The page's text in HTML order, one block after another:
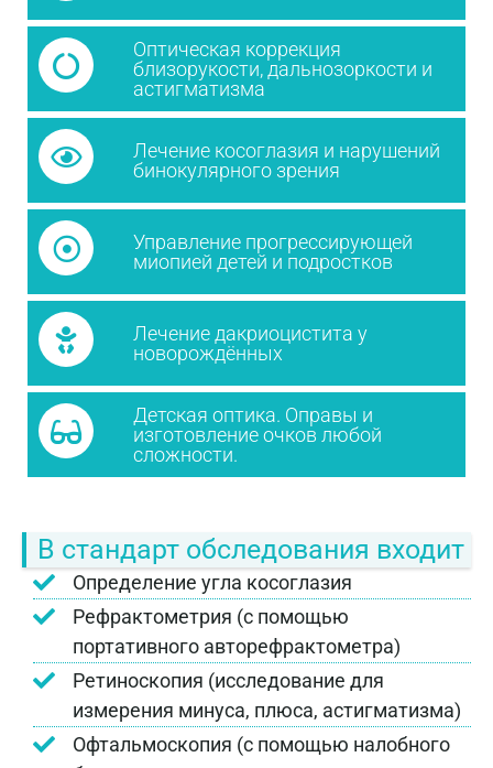
Оптическая коррекция
близорукости, дальнозоркости и
астигматизма
Лечение косоглазия и нарушений
бинокулярного зрения
Управление прогрессирующей
миопией детей и подростков
Лечение дакриоцистита у
новорождённых
Детская оптика. Оправы и
изготовление очков любой
сложности.
В стандарт обследования входит
Определение угла косоглазия
Рефрактометрия (с помощью
портативного авторефрактометра)
Ретиноскопия (исследование для
измерения минуса, плюса, астигматизма)
Офтальмоскопия (с помощью налобного